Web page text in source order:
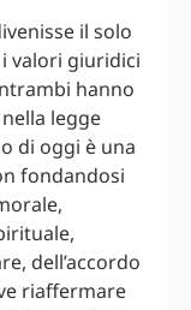
il solo
valori giuridici
hanno
legge
di oggi è una
fondandosi
dell’accordo
riaffermare